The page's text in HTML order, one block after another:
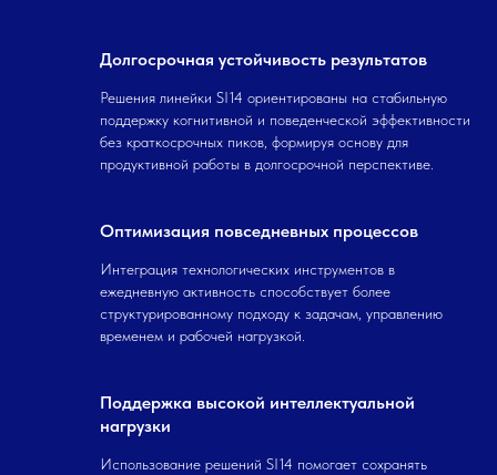
Долгосрочная устойчивость результатов
Решения линейки SI14 ориентированы на стабильную
поддержку когнитивной и поведенческой эффективности
без краткосрочных пиков, формируя основу для
продуктивной работы в долгосрочной перспективе.
Оптимизация повседневных процессов
Интеграция технологических инструментов в
ежедневную активность способствует более
структурированному подходу к задачам, управлению
временем и рабочей нагрузкой.
Поддержка высокой интеллектуальной
нагрузки
Использование решений SI14 помогает сохранять